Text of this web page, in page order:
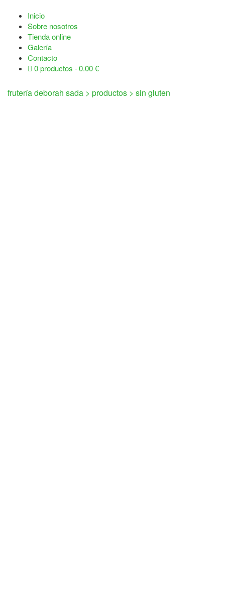
Inicio
Sobre nosotros
Tienda online
Galería
Contacto
0 productos
0.00 €
frutería deborah sada > productos > sin gluten